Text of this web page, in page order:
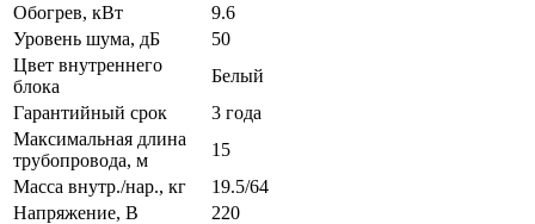
Обогрев, кВт
9.6
Уровень шума, дБ
50
Цвет внутреннего
блока
Белый
Гарантийный срок
3 года
Максимальная длина
трубопровода, м
15
Масса внутр./нар., кг
19.5/64
Напряжение, В
220